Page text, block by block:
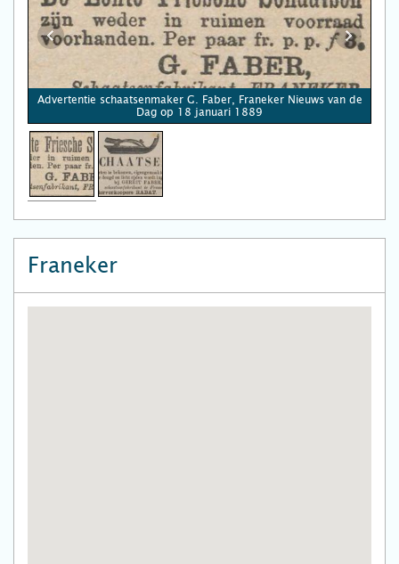
Advertentie schaatsenmaker G. Faber, Franeker Nieuws van de
Dag op 18 januari 1889
Franeker